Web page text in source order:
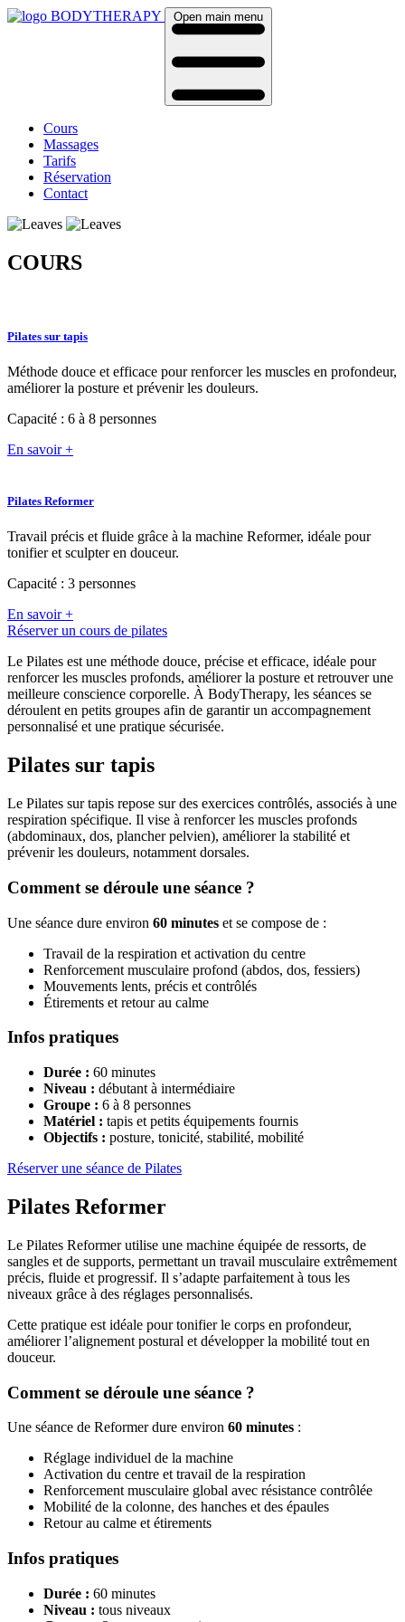
BODYTHERAPY Open main menu
Cours
Massages
Tarifs
Réservation
Contact
COURS
Pilates sur tapis
Méthode douce et efficace pour renforcer les muscles en profondeur,
améliorer la posture et prévenir les douleurs.
Capacité : 6 à 8 personnes
En savoir +
Pilates Reformer
Travail précis et fluide grâce à la machine Reformer, idéale pour
tonifier et sculpter en douceur.
Capacité : 3 personnes
En savoir +
Réserver un cours de pilates
Le Pilates est une méthode douce, précise et efficace, idéale pour
renforcer les muscles profonds, améliorer la posture et retrouver une
meilleure conscience corporelle. À BodyTherapy, les séances se
déroulent en petits groupes afin de garantir un accompagnement
personnalisé et une pratique sécurisée.
Pilates sur tapis
Le Pilates sur tapis repose sur des exercices contrôlés, associés à une
respiration spécifique. Il vise à renforcer les muscles profonds
(abdominaux, dos, plancher pelvien), améliorer la stabilité et
prévenir les douleurs, notamment dorsales.
Comment se déroule une séance ?
Une séance dure environ 60 minutes et se compose de :
Travail de la respiration et activation du centre
Renforcement musculaire profond (abdos, dos, fessiers)
Mouvements lents, précis et contrôlés
Étirements et retour au calme
Infos pratiques
Durée : 60 minutes
Niveau : débutant à intermédiaire
Groupe : 6 à 8 personnes
Matériel : tapis et petits équipements fournis
Objectifs : posture, tonicité, stabilité, mobilité
Réserver une séance de Pilates
Pilates Reformer
Le Pilates Reformer utilise une machine équipée de ressorts, de
sangles et de supports, permettant un travail musculaire extrêmement
précis, fluide et progressif. Il s’adapte parfaitement à tous les
niveaux grâce à des réglages personnalisés.
Cette pratique est idéale pour tonifier le corps en profondeur,
améliorer l’alignement postural et développer la mobilité tout en
douceur.
Comment se déroule une séance ?
Une séance de Reformer dure environ 60 minutes :
Réglage individuel de la machine
Activation du centre et travail de la respiration
Renforcement musculaire global avec résistance contrôlée
Mobilité de la colonne, des hanches et des épaules
Retour au calme et étirements
Infos pratiques
Durée : 60 minutes
Niveau : tous niveaux